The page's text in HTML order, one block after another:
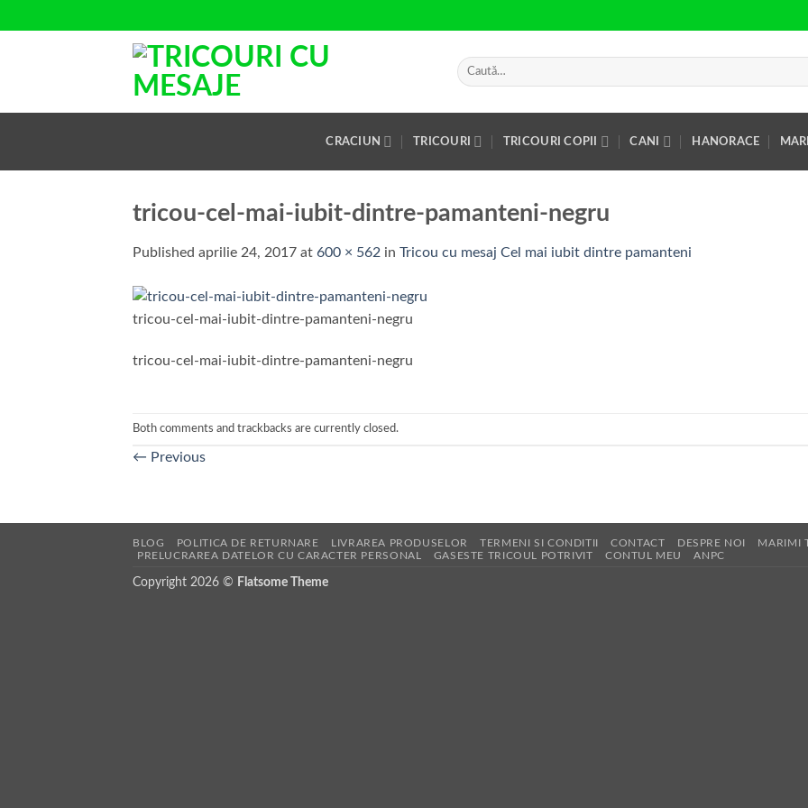
to
Caută
după:
CRACIUN TRICOURI TRICOURI COPII CANI HANORACE
tricou-cel-mai-iubit-dintre-pamanteni-negru
Published aprilie 24, 2017 at 600 × 562 in Tricou cu mesaj Cel mai iubit dintre pamanteni
tricou-cel-mai-iubit-dintre-pamanteni-negru
tricou-cel-mai-iubit-dintre-pamanteni-negru
Both comments and trackbacks are currently closed.
← Previous
BLOG POLITICA DE RETURNARE LIVRAREA PRODUSELOR TERMENI SI CONDITII CONTACT DESPRE NOI
MARIMI
PRELUCRAREA DATELOR CU CARACTER PERSONAL
GASESTE TRICOUL POTRIVIT CONTUL MEU ANPC
Copyright 2026 © Flatsome Theme